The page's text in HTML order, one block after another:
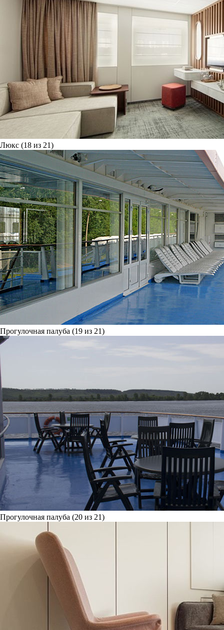
Люкс (18 из 21)
Прогулочная палуба (19 из 21)
Прогулочная палуба (20 из 21)